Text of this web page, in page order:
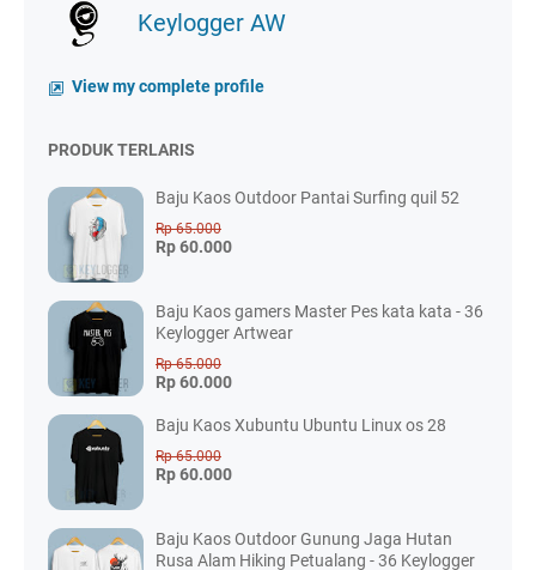
Keylogger AW
View my complete profile
PRODUK TERLARIS
Baju Kaos Outdoor Pantai Surfing quil 52
Rp 65.000
Rp 60.000
Baju Kaos gamers Master Pes kata kata - 36
Keylogger Artwear
Rp 65.000
Rp 60.000
Baju Kaos Xubuntu Ubuntu Linux os 28
Rp 65.000
Rp 60.000
Baju Kaos Outdoor Gunung Jaga Hutan
Rusa Alam Hiking Petualang - 36 Keylogger